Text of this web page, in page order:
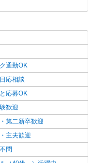
通勤OK
応相談
応募OK
歓迎
第二新卒歓迎
主夫歓迎
問